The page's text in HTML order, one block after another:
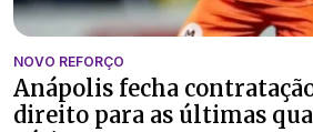
NOVO REFORÇO
Anápolis fecha
direito para as últimas